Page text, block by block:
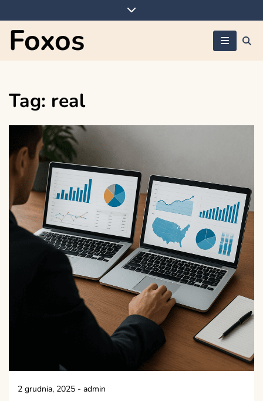
to
content
Foxos
Tag: real
2 grudnia, 2025 - admin